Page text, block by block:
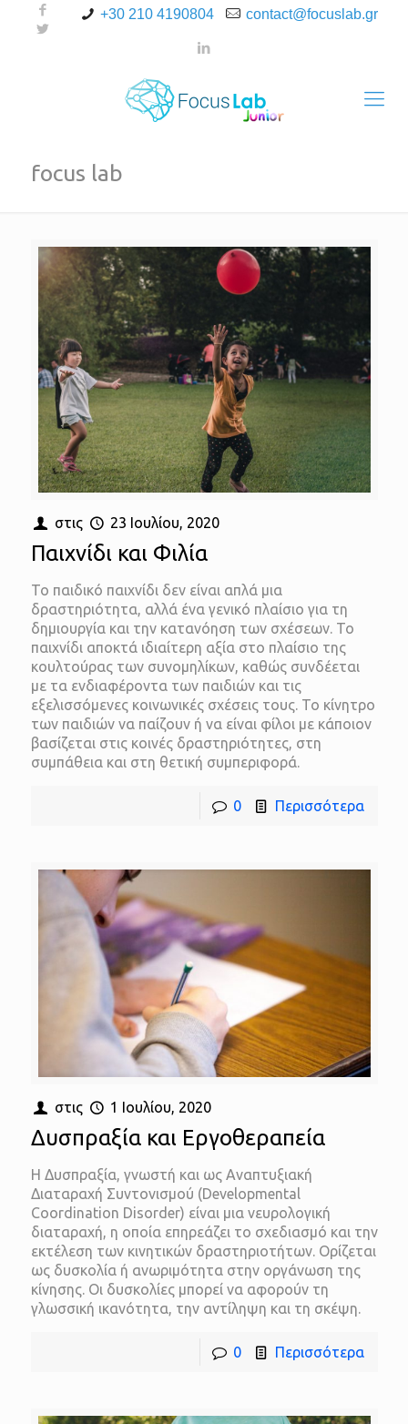
+30 210 4190804 contact@focuslab.gr
focus lab
στις 23 Ιουλίου, 2020
Παιχνίδι και Φιλία
Το παιδικό παιχνίδι δεν είναι απλά μια
δραστηριότητα, αλλά ένα γενικό πλαίσιο για τη
δημιουργία και την κατανόηση των σχέσεων. Το
παιχνίδι αποκτά ιδιαίτερη αξία στο πλαίσιο της
κουλτούρας των συνομηλίκων, καθώς συνδέεται
με τα ενδιαφέροντα των παιδιών και τις
εξελισσόμενες κοινωνικές σχέσεις τους. Το κίνητρο
των παιδιών να παίζουν ή να είναι φίλοι με κάποιον
βασίζεται στις κοινές δραστηριότητες, στη
συμπάθεια και στη θετική συμπεριφορά.
0 Περισσότερα
στις 1 Ιουλίου, 2020
Δυσπραξία και Εργοθεραπεία
Η Δυσπραξία, γνωστή και ως Αναπτυξιακή
Διαταραχή Συντονισμού (Developmental
Coordination Disorder) είναι μια νευρολογική
διαταραχή, η οποία επηρεάζει το σχεδιασμό και την
εκτέλεση των κινητικών δραστηριοτήτων. Ορίζεται
ως δυσκολία ή ανωριμότητα στην οργάνωση της
κίνησης. Οι δυσκολίες μπορεί να αφορούν τη
γλωσσική ικανότητα, την αντίληψη και τη σκέψη.
0 Περισσότερα